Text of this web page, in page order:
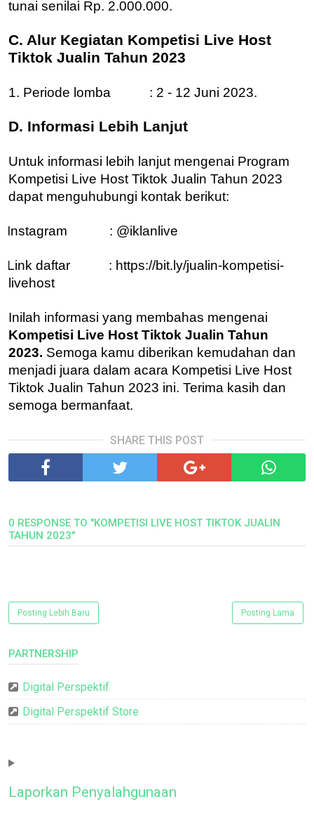
tunai senilai Rp. 2.000.000.
C. Alur Kegiatan Kompetisi Live Host
Tiktok Jualin Tahun 2023
1. Periode lomba : 2 - 12 Juni 2023.
D. Informasi Lebih Lanjut
Untuk informasi lebih lanjut mengenai Program
Kompetisi Live Host Tiktok Jualin Tahun 2023
dapat menguhubungi kontak berikut:
Instagram : @iklanlive
Link daftar : https://bit.ly/jualin-kompetisi-
livehost
Inilah informasi yang membahas mengenai
Kompetisi Live Host Tiktok Jualin Tahun
2023. Semoga kamu diberikan kemudahan dan
menjadi juara dalam acara Kompetisi Live Host
Tiktok Jualin Tahun 2023 ini. Terima kasih dan
semoga bermanfaat.
SHARE THIS POST
0 RESPONSE TO "KOMPETISI LIVE HOST TIKTOK JUALIN
TAHUN 2023"
Posting Lebih Baru Posting Lama
PARTNERSHIP
Digital Perspektif
Digital Perspektif Store
Laporkan Penyalahgunaan